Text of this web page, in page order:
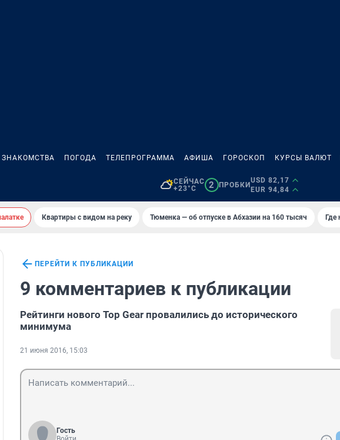
ЗНАКОМСТВА ПОГОДА ТЕЛЕПРОГРАММА АФИША ГОРОСКОП КУРСЫ ВАЛЮТ
СЕЙЧАС
+23°C
2 ПРОБКИ
USD 82,17
EUR 94,84
Квартиры с видом на реку Тюменка — об отпуске в Абхазии на 160 тысяч Где
ПЕРЕЙТИ К ПУБЛИКАЦИИ
9 комментариев к публикации
Рейтинги нового Top Gear провалились до исторического
минимума
21 июня 2016, 15:03
Гость